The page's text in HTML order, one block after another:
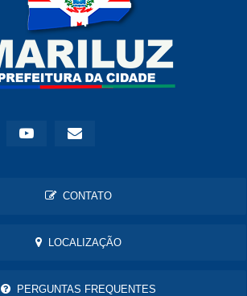
CONTATO
LOCALIZAÇÃO
PERGUNTAS FREQUENTES